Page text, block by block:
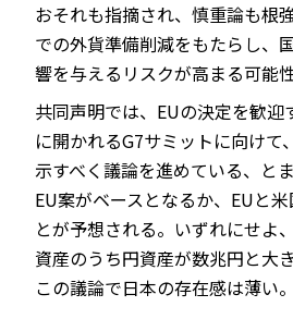
おそれも指摘され、慎重論も根
での外貨準備削減をもたらし、
響を与えるリスクが高まる可能
共同声明では、EUの決定を歓迎
に開かれるG7サミットに向けて
示すべく議論を進めている、と
EU案がベースとなるか、EUと
とが予想される。いずれにせよ
資産のうち円資産が数兆円と大
この議論で日本の存在感は薄い。